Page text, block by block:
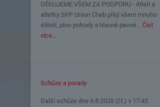
DĚKUJEME VŠEM ZA PODPORU - Atleti a
atletky SKP Union Cheb přejí všem mnoho
štěstí, plno pohody a hlavně pevné… Číst
více…
Schůze a porady
Další schůze dne 6.8.2026 (čt.) v 17:45